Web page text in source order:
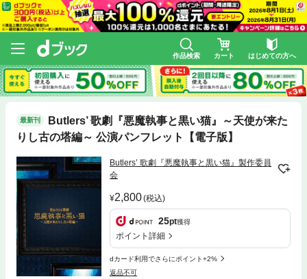
作品検索 カート はじめての方へ
最新刊
Butlers’ 歌劇『悪魔執事と黒い猫』～天使が来た
りし古の塔編～ 公演パンフレット【電子版】
Butlers’ 歌劇『悪魔執事と黒い猫』製作委員
会
2,800(税込)
25pt獲得
ポイント詳細
dカード利用でさらにポイント+2%
返品不可